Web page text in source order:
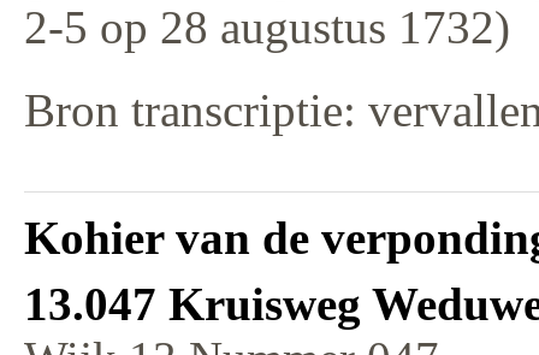
2-5 op 28 augustus 1732)
Bron transcriptie:
Kohier van de
13.047 Kruisweg